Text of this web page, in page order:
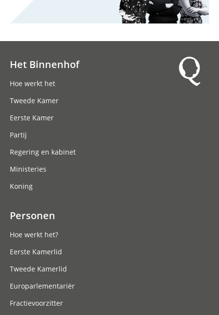
Het Binnenhof
Hoe werkt het
Tweede Kamer
Eerste Kamer
Partij
Regering en kabinet
Ministeries
Koning
Personen
Hoe werkt het?
Eerste Kamerlid
Tweede Kamerlid
Europarlementariër
Fractievoorzitter